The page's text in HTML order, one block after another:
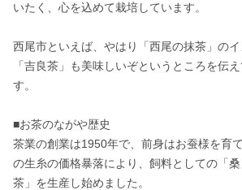
いたく、心を込めて栽培しています。
西尾市といえば、やはり「西尾の抹茶」のイ
「吉良茶」も美味しいぞというところを伝
す。
■お茶のながや歴史
茶業の創業は1950年で、前身はお蚕様を育
の生糸の価格暴落により、飼料としての「
茶」を生産し始めました。